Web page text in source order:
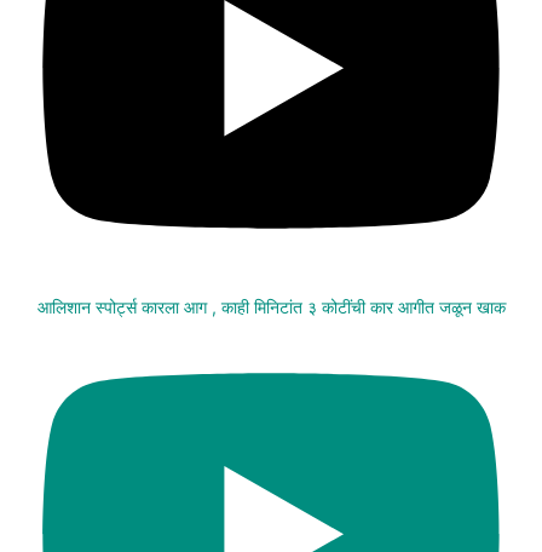
आलिशान स्पोर्ट्स कारला आग , काही मिनिटांत ३ कोटींची कार आगीत जळून खाक